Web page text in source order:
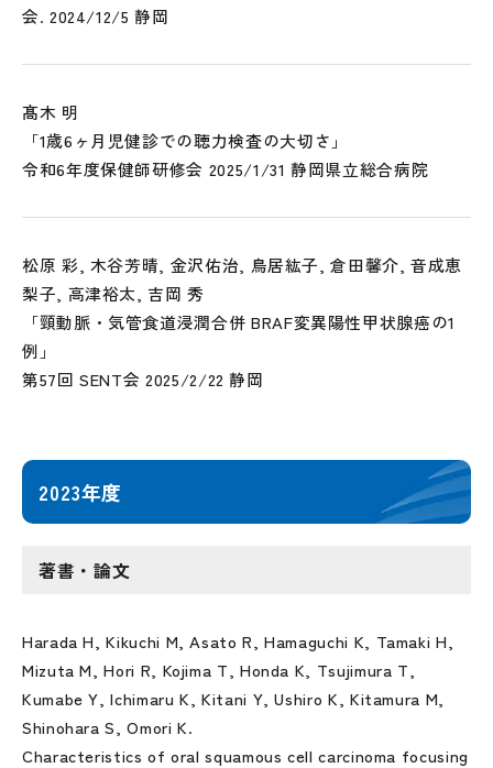
会. 2024/12/5 静岡
髙木 明
「1歳6ヶ月児健診での聴力検査の大切さ」
令和6年度保健師研修会 2025/1/31 静岡県立総合病院
松原 彩, 木谷芳晴, 金沢佑治, 鳥居紘子, 倉田馨介, 音成恵
梨子, 高津裕太, 吉岡 秀
「頸動脈・気管食道浸潤合併 BRAF変異陽性甲状腺癌の1
例」
第57回 SENT会 2025/2/22 静岡
2023年度
著書・論文
Harada H, Kikuchi M, Asato R, Hamaguchi K, Tamaki H,
Mizuta M, Hori R, Kojima T, Honda K, Tsujimura T,
Kumabe Y, Ichimaru K, Kitani Y, Ushiro K, Kitamura M,
Shinohara S, Omori K.
Characteristics of oral squamous cell carcinoma focusing